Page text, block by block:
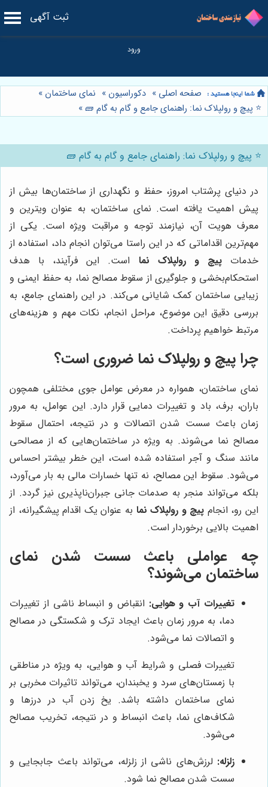
ثبت آگهی
صفحه اصلی » دکوراسیون » نمای ساختمان »
⭐️ پیچ و رولپلاک نما: راهنمای جامع و گام به گام 🧱 »
⭐️ پیچ و رولپلاک نما: راهنمای جامع و گام به گام 🧱
در دنیای پرشتاب امروز، حفظ و نگهداری از ساختمان‌ها بیش از
پیش اهمیت یافته است. نمای ساختمان، به عنوان ویترین و
معرف هویت آن، نیازمند توجه و مراقبت ویژه است. یکی از
مهم‌ترین اقداماتی که در این راستا می‌توان انجام داد، استفاده از
خدماتپیچ و رولپلاک نما است. این فرآیند، با هدف
استحکام‌بخشی و جلوگیری از سقوط مصالح نما، به حفظ ایمنی و
زیبایی ساختمان کمک شایانی می‌کند. در این راهنمای جامع، به
بررسی دقیق این موضوع، مراحل انجام، نکات مهم و هزینه‌های
مرتبط خواهیم پرداخت.
چرا پیچ و رولپلاک نما ضروری است؟
نمای ساختمان، همواره در معرض عوامل جوی مختلفی همچون
باران، برف، باد و تغییرات دمایی قرار دارد. این عوامل، به مرور
زمان باعث سست شدن اتصالات و در نتیجه، احتمال سقوط
مصالح نما می‌شوند. به ویژه در ساختمان‌هایی که از مصالحی
مانند سنگ و آجر استفاده شده است، این خطر بیشتر احساس
می‌شود. سقوط این مصالح، نه تنها خسارات مالی به بار می‌آورد،
بلکه می‌تواند منجر به صدمات جانی جبران‌ناپذیری نیز گردد. از
این رو، انجام پیچ و رولپلاک نما به عنوان یک اقدام پیشگیرانه، از
اهمیت بالایی برخوردار است.
چه عواملی باعث سست شدن نمای
ساختمان می‌شوند؟
تغییرات آب و هوایی: انقباض و انبساط ناشی از تغییرات
دما، به مرور زمان باعث ایجاد ترک و شکستگی در مصالح
و اتصالات نما می‌شود.
تغییرات فصلی و شرایط آب و هوایی، به ویژه در مناطقی
با زمستان‌های سرد و یخبندان، می‌تواند تاثیرات مخربی بر
نمای ساختمان داشته باشد. یخ زدن آب در درزها و
شکاف‌های نما، باعث انبساط و در نتیجه، تخریب مصالح
می‌شود.
زلزله: لرزش‌های ناشی از زلزله، می‌تواند باعث جابجایی و
سست شدن مصالح نما شود.